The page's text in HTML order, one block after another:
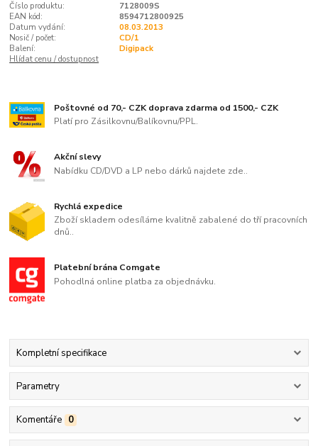
Číslo produktu:
7128009S
EAN kód:
8594712800925
Datum vydání:
08.03.2013
Nosič / počet:
CD/1
Balení:
Digipack
Hlídat cenu / dostupnost
Poštovné od 70,- CZK doprava zdarma od 1500,- CZK
Platí pro Zásilkovnu/Balíkovnu/PPL.
Akční slevy
Nabídku CD/DVD a LP nebo dárků najdete zde..
Rychlá expedice
Zboží skladem odesíláme kvalitně zabalené do tří pracovních
dnů..
Platební brána Comgate
Pohodlná online platba za objednávku.
Kompletní specifikace
Parametry
Komentáře 0